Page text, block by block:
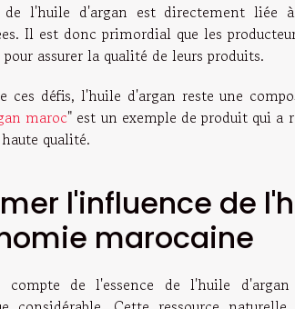
de l'huile d'argan est directement
Il est donc primordial que les
assurer la qualité de leurs produits.
ces défis, l'huile d'argan reste une
maroc" est un exemple de produit qui a
qualité.
l'influence de
marocaine
compte de l'essence de l'huile